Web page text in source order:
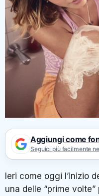
Aggiungi come
Seguici più facilmente
Ieri come oggi l’inizio
una delle “prime